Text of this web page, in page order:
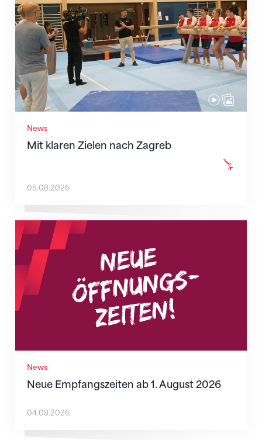
News
Mit klaren Zielen nach Zagreb
05.08.2026
News
Neue Empfangszeiten ab 1. August 2026
Neue Empfangszeiten ab 1. August 2026
04.08.2026